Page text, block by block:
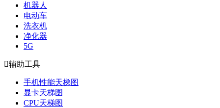
机器人
电动车
洗衣机
净化器
5G
辅助工具
手机性能天梯图
显卡天梯图
CPU天梯图